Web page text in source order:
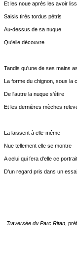
Et les noue après les avoir
Saisis tirés tordus pétris
Au-dessus de sa nuque
Qu'elle découvre
Tandis qu'une de ses mains
La forme du chignon, sous la
De l'autre la nuque s'étire
Et les dernières mèches
La laissent à elle-même
Nue tellement elle se montre
A celui qui fera d'elle ce portrait
D'un regard pris dans un
Traversée du Parc Ritan,